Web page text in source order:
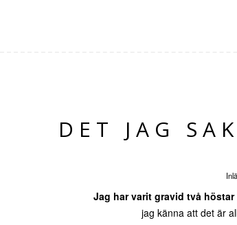
DET JAG
Jag har varit gravid två
jag känna att det är